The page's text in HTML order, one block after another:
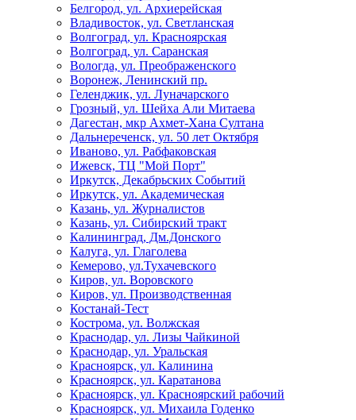
Белгород, ул. Архиерейская
Владивосток, ул. Светланская
Волгоград, ул. Красноярская
Волгоград, ул. Саранская
Вологда, ул. Преображенского
Воронеж, Ленинский пр.
Геленджик, ул. Луначарского
Грозный, ул. Шейха Али Митаева
Дагестан, мкр Ахмет-Хана Султана
Дальнереченск, ул. 50 лет Октября
Иваново, ул. Рабфаковская
Ижевск, ТЦ "Мой Порт"
Иркутск, Декабрьских Событий
Иркутск, ул. Академическая
Казань, ул. Журналистов
Казань, ул. Сибирский тракт
Калининград, Дм.Донского
Калуга, ул. Глаголева
Кемерово, ул.Тухачевского
Киров, ул. Воровского
Киров, ул. Производственная
Костанай-Тест
Кострома, ул. Волжская
Краснодар, ул. Лизы Чайкиной
Краснодар, ул. Уральская
Красноярск, ул. Калинина
Красноярск, ул. Каратанова
Красноярск, ул. Красноярский рабочий
Красноярск, ул. Михаила Годенко